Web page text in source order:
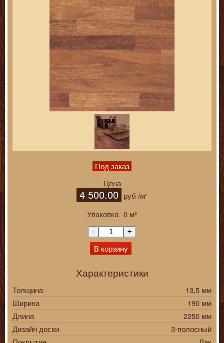
Под заказ
Цена
4 500.00 руб /м²
Упаковка 0 м²
- +
В корзину
Характеристики
Толщина
13,5 мм
Ширина
190 мм
Длина
2250 мм
Дизайн доски
3-полосный